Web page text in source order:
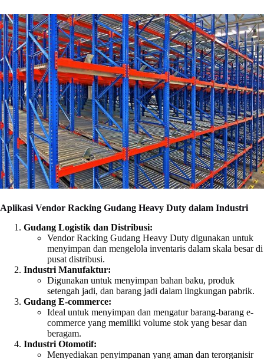
Aplikasi Vendor Racking Gudang Heavy Duty dalam Industri
Gudang Logistik dan Distribusi:
Vendor Racking Gudang Heavy Duty digunakan untuk
menyimpan dan mengelola inventaris dalam skala besar di
pusat distribusi.
Industri Manufaktur:
Digunakan untuk menyimpan bahan baku, produk
setengah jadi, dan barang jadi dalam lingkungan pabrik.
Gudang E-commerce:
Ideal untuk menyimpan dan mengatur barang-barang e-
commerce yang memiliki volume stok yang besar dan
beragam.
Industri Otomotif:
Menyediakan penyimpanan yang aman dan terorganisir